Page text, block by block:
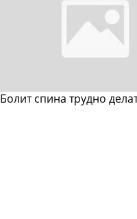
Болит спина трудно